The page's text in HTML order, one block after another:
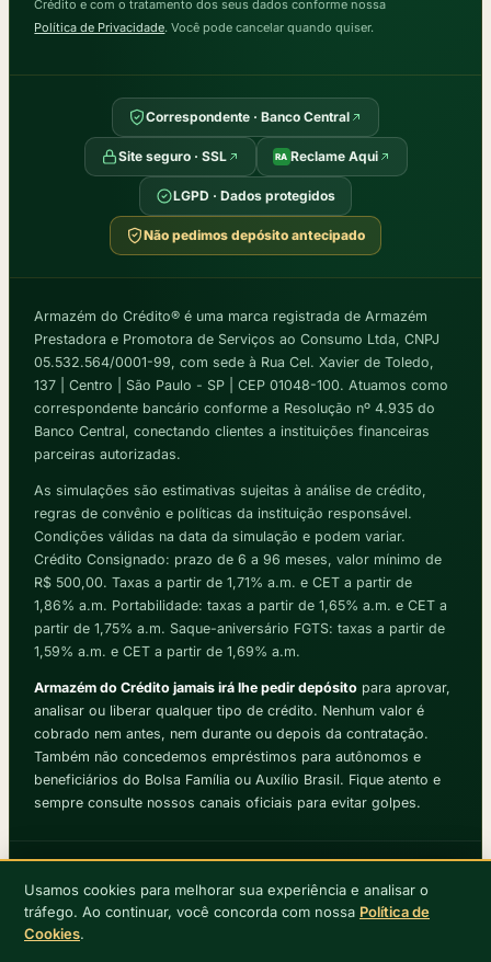
Crédito e com o tratamento dos seus dados conforme nossa
Política de Privacidade. Você pode cancelar quando quiser.
Correspondente · Banco Central
Site seguro · SSL RA Reclame Aqui
LGPD · Dados protegidos
Não pedimos depósito antecipado
Armazém do Crédito® é uma marca registrada de Armazém
Prestadora e Promotora de Serviços ao Consumo Ltda, CNPJ
05.532.564/0001-99, com sede à Rua Cel. Xavier de Toledo,
137 | Centro | São Paulo - SP | CEP 01048-100. Atuamos como
correspondente bancário conforme a Resolução nº 4.935 do
Banco Central, conectando clientes a instituições financeiras
parceiras autorizadas.
As simulações são estimativas sujeitas à análise de crédito,
regras de convênio e políticas da instituição responsável.
Condições válidas na data da simulação e podem variar.
Crédito Consignado: prazo de 6 a 96 meses, valor mínimo de
R$ 500,00. Taxas a partir de 1,71% a.m. e CET a partir de
1,86% a.m. Portabilidade: taxas a partir de 1,65% a.m. e CET a
partir de 1,75% a.m. Saque-aniversário FGTS: taxas a partir de
1,59% a.m. e CET a partir de 1,69% a.m.
Armazém do Crédito jamais irá lhe pedir depósito para aprovar,
analisar ou liberar qualquer tipo de crédito. Nenhum valor é
cobrado nem antes, nem durante ou depois da contratação.
Também não concedemos empréstimos para autônomos e
beneficiários do Bolsa Família ou Auxílio Brasil. Fique atento e
sempre consulte nossos canais oficiais para evitar golpes.
Armazém do Crédito® · Todos os direitos reservados © 2026 ·
86ece2d
Usamos cookies para melhorar sua experiência e analisar o
tráfego. Ao continuar, você concorda com nossa Política de
Cookies.